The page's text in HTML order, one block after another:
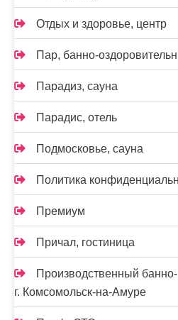
Отдых и здоровье, центр
Пар, банно-
Парадиз, сауна
Парадис, отель
Подмосковье, сауна
Политика
Премиум
Причал, гостиница
Производственный
г. Комсомольск-на-Амуре